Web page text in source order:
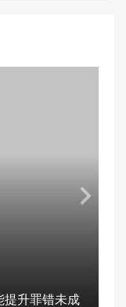
提升罪错未成